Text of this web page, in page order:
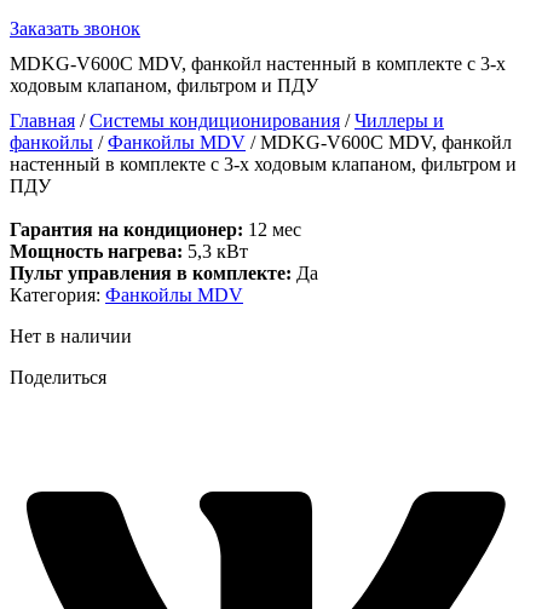
Заказать звонок
MDKG-V600C MDV, фанкойл настенный в комплекте с 3-х
ходовым клапаном, фильтром и ПДУ
Главная /Системы кондиционирования /Чиллеры и
фанкойлы /Фанкойлы MDV / MDKG-V600C MDV, фанкойл
настенный в комплекте с 3-х ходовым клапаном, фильтром и
ПДУ
Гарантия на кондиционер: 12 мес
Мощность нагрева: 5,3 кВт
Пульт управления в комплекте: Да
Категория: Фанкойлы MDV
Нет в наличии
Поделиться